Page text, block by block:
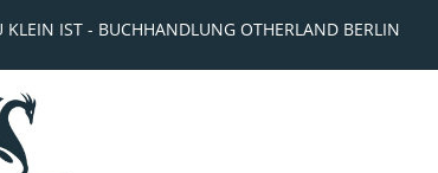
IST - BUCHHANDLUNG OTHERLAND BERLIN